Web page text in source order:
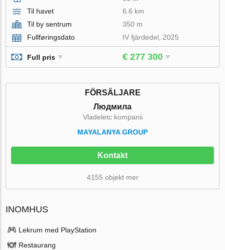
Til havet
6.6 km
Til by sentrum
350 m
Fullføringsdato
IV fjärdedel, 2025
Full pris € 277 300
FÖRSÄLJARE
Людмила
Vladeletc kompanii
MAYALANYA GROUP
Kontakt
4155 objekt mer
INOMHUS
Lekrum med PlayStation
Restaurang